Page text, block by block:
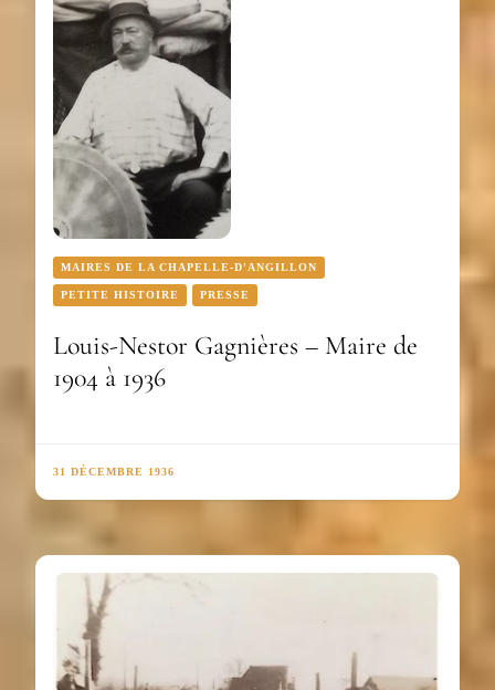
MAIRES DE LA CHAPELLE-D'ANGILLON
PETITE HISTOIRE PRESSE
Louis-Nestor Gagnières – Maire de
1904 à 1936
31 DÉCEMBRE 1936